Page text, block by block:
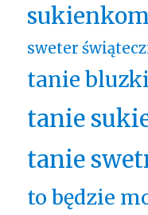
sukienkom
sweter
tanie
tanie
tanie
to będzie